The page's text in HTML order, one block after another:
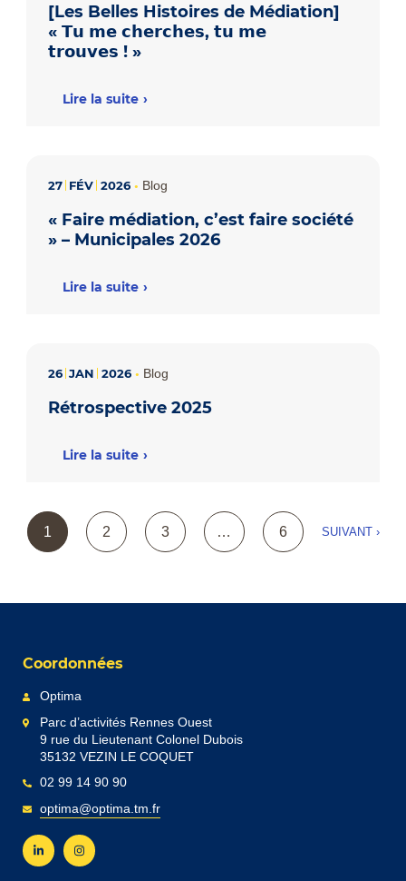
[Les Belles Histoires de Médiation]
« 𝗧𝘂 𝗺𝗲 𝗰𝗵𝗲𝗿𝗰𝗵𝗲𝘀, 𝘁𝘂 𝗺𝗲
𝘁𝗿𝗼𝘂𝘃𝗲𝘀 ! »
Lire la suite
27 FÉV 2026• Blog
« Faire médiation, c’est faire société
» – Municipales 2026
Lire la suite
26 JAN 2026• Blog
Rétrospective 2025
Lire la suite
1 2 3 … 6 SUIVANT ›
Coordonnées
Optima
Parc d’activités Rennes Ouest
9 rue du Lieutenant Colonel Dubois
35132 VEZIN LE COQUET
02 99 14 90 90
optima@optima.tm.fr